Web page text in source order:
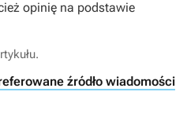
opinię na podstawie
źródło wiadomości